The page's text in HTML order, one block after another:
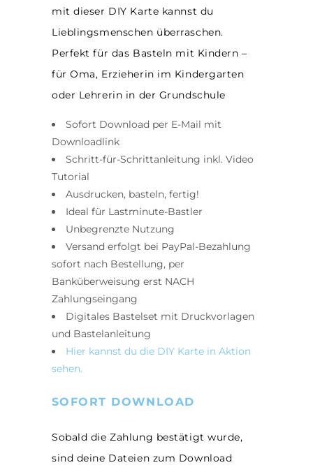
mit dieser DIY Karte kannst du
Lieblingsmenschen überraschen.
Perfekt für das Basteln mit Kindern –
für Oma, Erzieherin im Kindergarten
oder Lehrerin in der Grundschule
Sofort Download per E-Mail mit
Downloadlink
Schritt-für-Schrittanleitung inkl. Video
Tutorial
Ausdrucken, basteln, fertig!
Ideal für Lastminute-Bastler
Unbegrenzte Nutzung
Versand erfolgt bei PayPal-Bezahlung
sofort nach Bestellung, per
Banküberweisung erst NACH
Zahlungseingang
Digitales Bastelset mit Druckvorlagen
und Bastelanleitung
Hier kannst du die DIY Karte in Aktion
sehen.
SOFORT DOWNLOAD
Sobald die Zahlung bestätigt wurde,
sind deine Dateien zum Download